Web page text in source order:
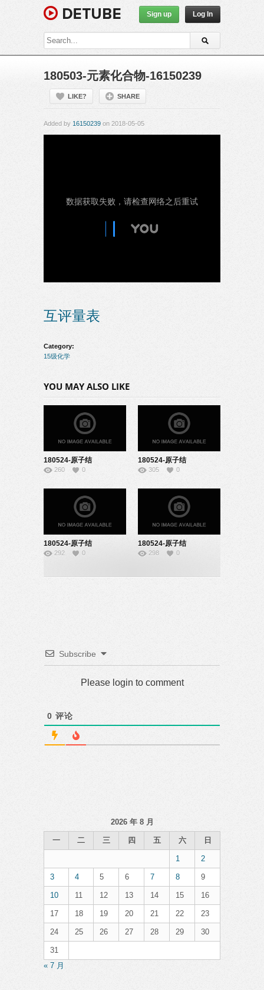
Sign up Log In
180503-元素化合物-16150239
LIKE? SHARE
Added by 16150239 on 2018-05-05
互评量表
Category:
15级化学
YOU MAY ALSO LIKE
180524-原子结
构-08150118
260 0
180524-原子结
构-09150441
305 0
180524-原子结
构-22150822
292 0
180524-原子结
构-22150821
298 0
Subscribe
Please login to comment
0 评论
2026 年 8 月
一 二 三 四 五 六 日
1 2
3 4 5 6 7 8 9
10 11 12 13 14 15 16
17 18 19 20 21 22 23
24 25 26 27 28 29 30
31
« 7 月